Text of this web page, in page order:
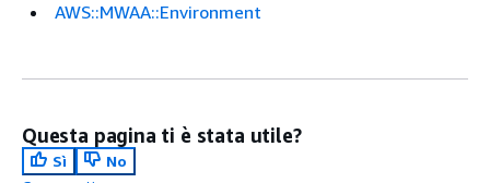
AWS::MWAA::Environment
Questa pagina ti è stata utile?
Sì
No